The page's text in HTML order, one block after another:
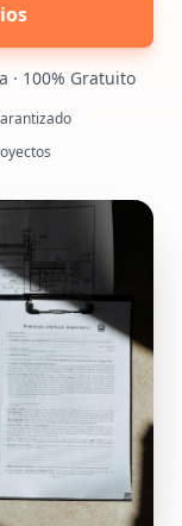
· 100% Gratuito